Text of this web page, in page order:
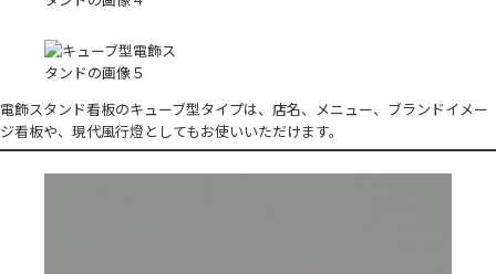
電飾スタンド看板のキューブ型タイプは、店名、メニュー、ブランドイメー
ジ看板や、現代風行燈としてもお使いいただけます。